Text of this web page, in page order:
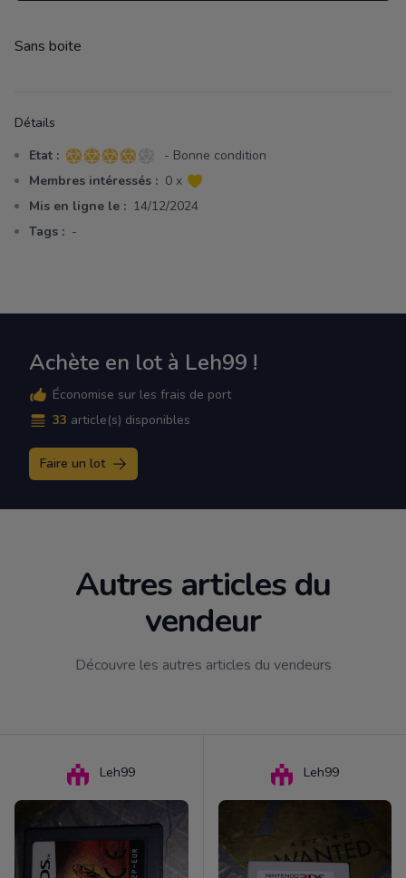
Description
Sans boite
Détails
Etat : 4 sur 5 étoiles
- Bonne condition
Membres intéressés : 0 x
Mis en ligne le : 14/12/2024
Tags : -
Achète en lot à Leh99 !
Économise sur les frais de port
33 article(s) disponibles
Faire un lot
Autres articles du
vendeur
Découvre les autres articles du vendeurs
Leh99 Leh99